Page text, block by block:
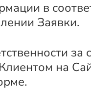
в
Заявки.
за
на